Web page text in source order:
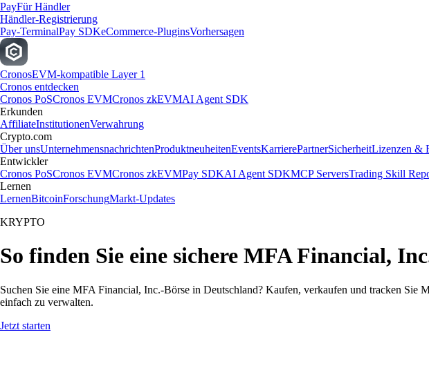
PayFür Händler
Händler-Registrierung
Pay-TerminalPay SDKeCommerce-PluginsVorhersagen
CronosEVM-kompatible Layer 1
Cronos entdecken
Cronos PoSCronos EVMCronos zkEVMAI Agent SDK
Erkunden
AffiliateInstitutionenVerwahrung
Crypto.com
Über unsUnternehmensnachrichtenProduktneuheitenEventsKarrierePartnerSicherheitLizenzen &
Entwickler
Cronos PoSCronos EVMCronos zkEVMPay SDKAI Agent SDKMCP ServersTrading Skill
Lernen
LernenBitcoinForschungMarkt-Updates
KRYPTO
So finden Sie eine sichere MFA Financial,
Suchen Sie eine MFA Financial, Inc.-Börse in Deutschland? Kaufen, verkaufen und tracken
einfach zu verwalten.
Jetzt starten